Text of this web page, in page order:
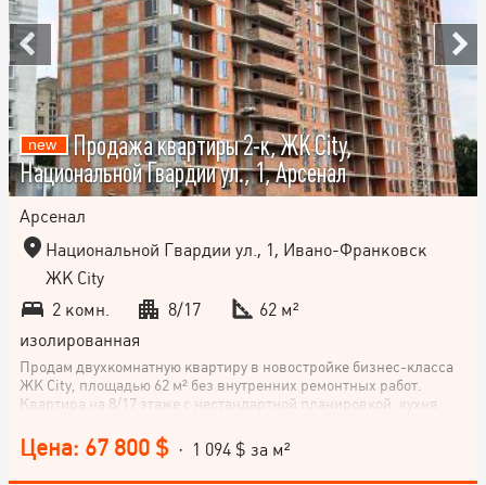
Продажа квартиры 2-к, ЖК City,
Национальной Гвардии ул., 1, Арсенал
Арсенал
Национальной Гвардии ул., 1, Ивано-Франковск
ЖК City
2 комн.
8/17
62 м²
изолированная
Продам двухкомнатную квартиру в новостройке бизнес-класса
ЖК City, площадью 62 м² без внутренних ремонтных работ.
Квартира на 8/17 этаже с нестандартной планировкой, кухня
Национальной Гвардии, в городе Ивано-Франковск. Не
упускайте возможности стать владельцем этой уютной квартиры
в новом доме! Звоните!
Цена: 67 800 $ · 1 094 $ за м²